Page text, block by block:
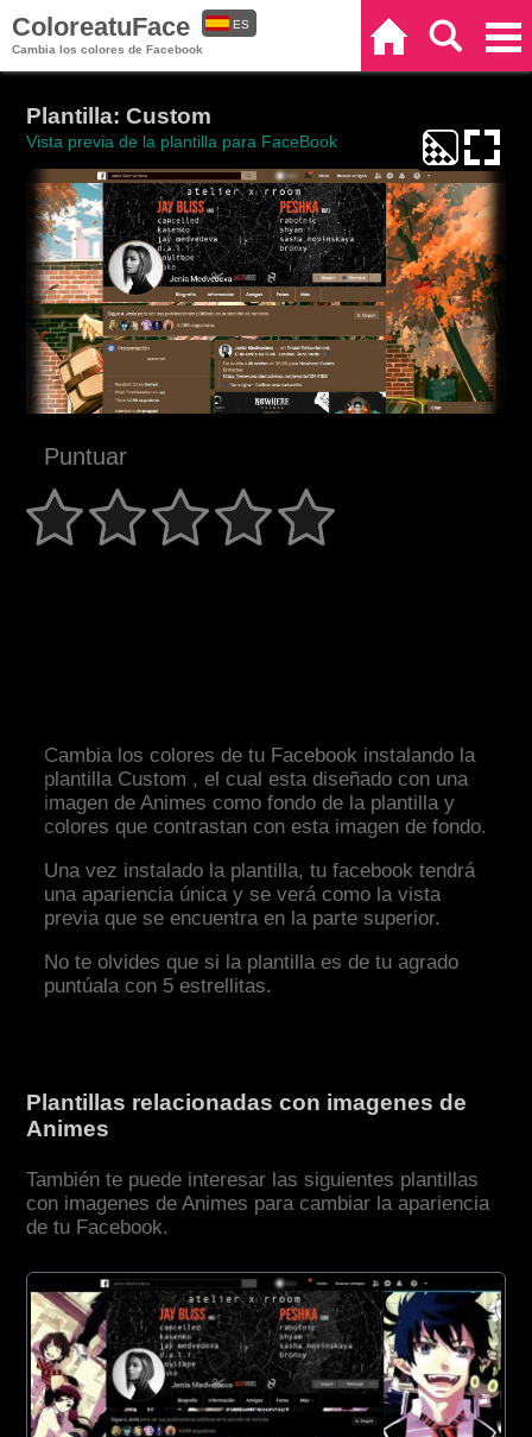
ColoreatuFace
Cambia los colores de Facebook
ES
Plantilla: Custom
Vista previa de la plantilla para FaceBook
Puntuar
Cambia los colores de tu Facebook instalando la
plantilla Custom , el cual esta diseñado con una
imagen de Animes como fondo de la plantilla y
colores que contrastan con esta imagen de fondo.
Una vez instalado la plantilla, tu facebook tendrá
una apariencia única y se verá como la vista
previa que se encuentra en la parte superior.
No te olvides que si la plantilla es de tu agrado
puntúala con 5 estrellitas.
Plantillas relacionadas con imagenes de
Animes
También te puede interesar las siguientes plantillas
con imagenes de Animes para cambiar la apariencia
de tu Facebook.